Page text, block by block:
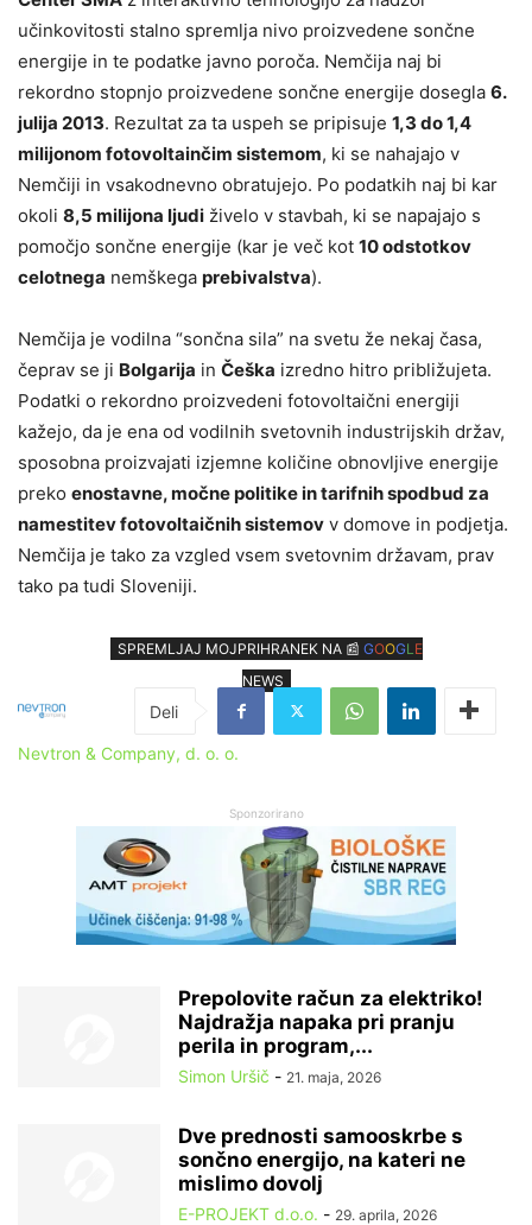
učinkovitosti stalno spremlja nivo proizvedene sončne
energije in te podatke javno poroča. Nemčija naj bi
rekordno stopnjo proizvedene sončne energije dosegla 6.
julija 2013. Rezultat za ta uspeh se pripisuje 1,3 do 1,4
milijonom fotovoltainčim sistemom, ki se nahajajo v
Nemčiji in vsakodnevno obratujejo. Po podatkih naj bi kar
okoli 8,5 milijona ljudi živelo v stavbah, ki se napajajo s
pomočjo sončne energije (kar je več kot 10 odstotkov
celotnega nemškega prebivalstva).
Nemčija je vodilna “sončna sila” na svetu že nekaj časa,
čeprav se ji Bolgarija in Češka izredno hitro približujeta.
Podatki o rekordno proizvedeni fotovoltaični energiji
kažejo, da je ena od vodilnih svetovnih industrijskih držav,
sposobna proizvajati izjemne količine obnovljive energije
preko enostavne, močne politike in tarifnih spodbud za
namestitev fotovoltaičnih sistemov v domove in podjetja.
Nemčija je tako za vzgled vsem svetovnim državam, prav
tako pa tudi Sloveniji.
SPREMLJAJ MOJPRIHRANEK NA 📰 GOOGL E
NEWS
Nevtron & Company, d. o. o.
Sponzorirano
Prepolovite račun za elektriko!
Najdražja napaka pri pranju
perila in program,...
Simon Uršič - 21. maja, 2026
Dve prednosti samooskrbe s
sončno energijo, na kateri ne
mislimo dovolj
E-PROJEKT d.o.o. - 29. aprila, 2026